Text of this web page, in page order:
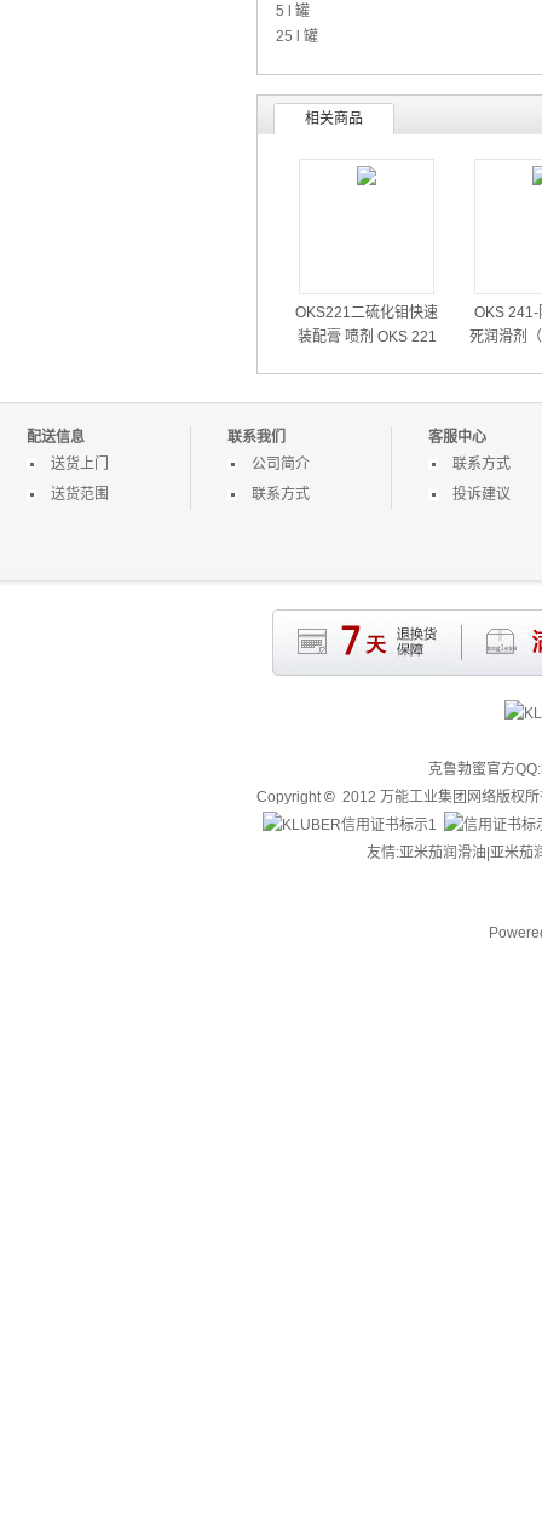
5 l 罐
25 l 罐
相关商品
OKS221二硫化钼快速
装配膏 喷剂 OKS 221
OKS 241-
死润滑剂
配送信息
送货上门
送货范围
联系我们
公司简介
联系方式
客服中心
联系方式
投诉建议
克鲁勃蜜官方
Copyright© 2012 万能工业集团网络版权
友情:亚米茄润滑油| 亚米茄